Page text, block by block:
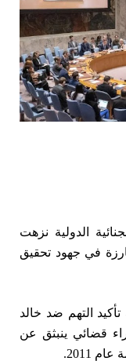
الدولية نزهت
في جهود تحقيق
التهم ضد خالد
قضائي ينبثق عن
2011.